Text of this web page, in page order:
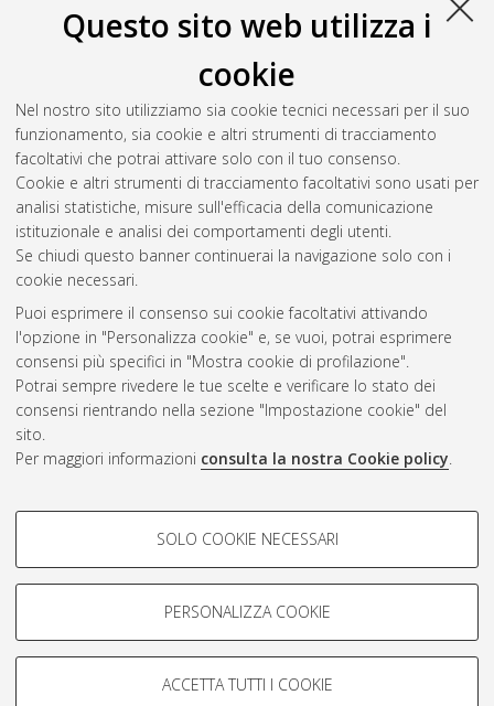
Questo sito web utilizza i
cookie
Nel nostro sito utilizziamo sia cookie tecnici necessari per il suo
funzionamento, sia cookie e altri strumenti di tracciamento
facoltativi che potrai attivare solo con il tuo consenso.
Cookie e altri strumenti di tracciamento facoltativi sono usati per
analisi statistiche, misure sull'efficacia della comunicazione
istituzionale e analisi dei comportamenti degli utenti.
Se chiudi questo banner continuerai la navigazione solo con i
cookie necessari.
Puoi esprimere il consenso sui cookie facoltativi attivando
l'opzione in "Personalizza cookie" e, se vuoi, potrai esprimere
consensi più specifici in "Mostra cookie di profilazione".
Potrai sempre rivedere le tue scelte e verificare lo stato dei
consensi rientrando nella sezione "Impostazione cookie" del
sito.
Per maggiori informazioni consulta la nostra Cookie policy.
COOKIE DI PROFILAZIONE -
Si tratta di cookie utilizzati per analizzare le caratteristiche della
navigazione degli utenti, creare profili in base al loro comportamento
Mostra cookie di profilazione
SOLO COOKIE NECESSARI
PERSONALIZZA COOKIE
ACCETTA TUTTI I COOKIE
Temu, Andrew Eliangiringa
management of smart households with electric vehicles, energy
Università di Bologna, Corso di Studio inIngegneria
dell’energia elettrica [LM-DM270], Documento ad accesso
riservato.
Questa lista e' stata generata ilMon Aug 10 13:49:45 2026
CEST
Atom
Rss 1.0
Rss 2.0
AMS Laurea
Impostazioni Cookie
Informativa sulla privacy
Condizioni d’uso del sito